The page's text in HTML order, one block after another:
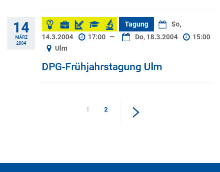
14
MÄRZ
2004
Tagung
So,
14.3.2004
17:00 — Do, 18.3.2004
15:00
Ulm
DPG-Frühjahrstagung Ulm
1 2